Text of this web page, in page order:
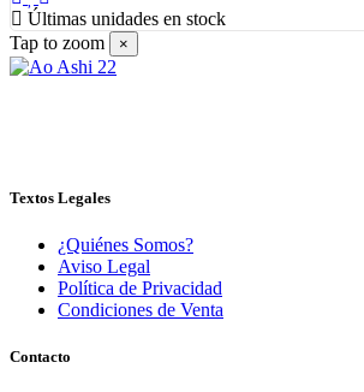
Últimas unidades en stock
Tap to zoom
×
Textos Legales
¿Quiénes Somos?
Aviso Legal
Política de Privacidad
Condiciones de Venta
Contacto